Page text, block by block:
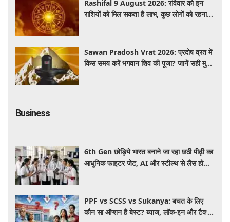
Rashifal 9 August 2026: रविवार को इन
राशियों को मिल सकता है लाभ, कुछ लोगों को रहना
Sawan Pradosh Vrat 2026: प्रदोष व्रत में
किस समय करें भगवान शिव की पूजा? जानें सही मुहूर्त
Business
6th Gen छोड़िये भारत बनाने जा रहा छठी पीढ़ी का
आधुनिक फाइटर जेट, AI और स्टील्थ से लैस होगा
PPF vs SCSS vs Sukanya: बचत के लिए
कौन सा ऑप्शन है बेस्ट? ब्याज, लॉक-इन और टैक्स